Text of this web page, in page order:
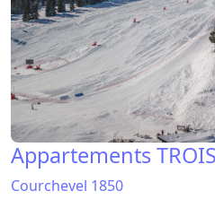
Appartements
Courchevel 1850